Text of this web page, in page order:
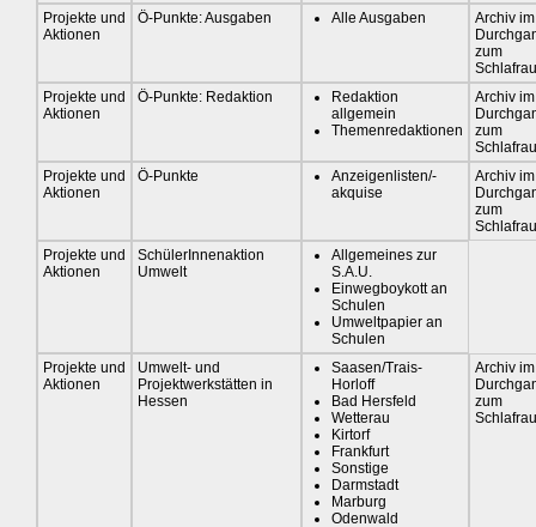
Projekte und
Aktionen
Ö-Punkte: Ausgaben Alle Ausgaben
Archiv im
zum
Projekte und
Aktionen
Ö-Punkte: Redaktion
Redaktion
allgemein
Themenredaktionen
Archiv im
zum
Projekte und
Aktionen
Ö-Punkte
Anzeigenlisten/-
akquise
Archiv im
zum
Projekte und
Aktionen
SchülerInnenaktion
Umwelt
Allgemeines zur
S.A.U.
Einwegboykott an
Schulen
Umweltpapier an
Schulen
Projekte und
Aktionen
Umwelt- und
Projektwerkstätten in
Hessen
Saasen/Trais-
Horloff
Bad Hersfeld
Wetterau
Kirtorf
Frankfurt
Sonstige
Darmstadt
Marburg
Odenwald
Archiv im
zum